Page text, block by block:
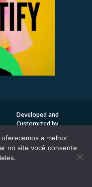
Developed and
Customized by
DESIGN
UsingVantage Theme
a melhor
no site você consente